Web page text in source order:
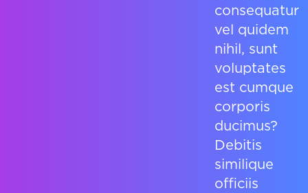
consequatur
vel quidem
nihil, sunt
voluptates
est cumque
corporis
ducimus?
Debitis
similique
officiis